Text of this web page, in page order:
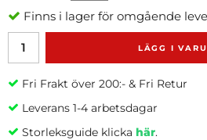
Finns i lager för omgående
LÄGG I
Fri Frakt över 200:- & Fri Retur
Leverans 1-4 arbetsdagar
Storleksguide klicka här.